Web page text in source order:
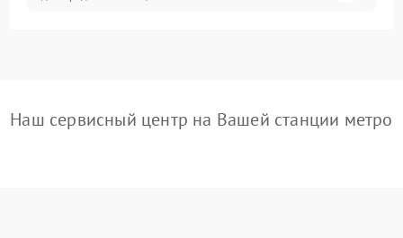
Наш сервисный центр на Вашей станции метро